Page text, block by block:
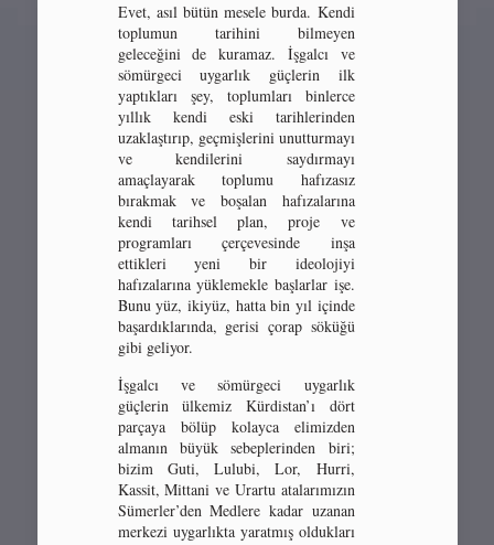
Evet, asıl bütün mesele burda. Kendi
toplumun tarihini bilmeyen
geleceğini de kuramaz. İşgalcı ve
sömürgeci uygarlık güçlerin ilk
yaptıkları şey, toplumları binlerce
yıllık kendi eski tarihlerinden
uzaklaştırıp, geçmişlerini unutturmayı
ve kendilerini saydırmayı
amaçlayarak toplumu hafızasız
bırakmak ve boşalan hafızalarına
kendi tarihsel plan, proje ve
programları çerçevesinde inşa
ettikleri yeni bir ideolojiyi
hafızalarına yüklemekle başlarlar işe.
Bunu yüz, ikiyüz, hatta bin yıl içinde
başardıklarında, gerisi çorap söküğü
gibi geliyor.
İşgalcı ve sömürgeci uygarlık
güçlerin ülkemiz Kürdistan’ı dört
parçaya bölüp kolayca elimizden
almanın büyük sebeplerinden biri;
bizim Guti, Lulubi, Lor, Hurri,
Kassit, Mittani ve Urartu atalarımızın
Sümerler’den Medlere kadar uzanan
merkezi uygarlıkta yaratmış oldukları